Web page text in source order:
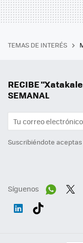
TEMAS DE INTERÉS
RECIBE
SEMANAL
Suscribiéndote
Síguenos